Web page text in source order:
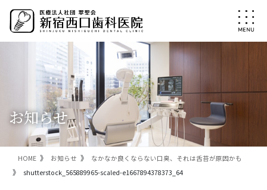
ン
ー
お知らせ
HOME お知らせ
なかなか良くならない口臭、それは舌苔が原因かも
shutterstock_565889965-scaled-e1667894378373_64